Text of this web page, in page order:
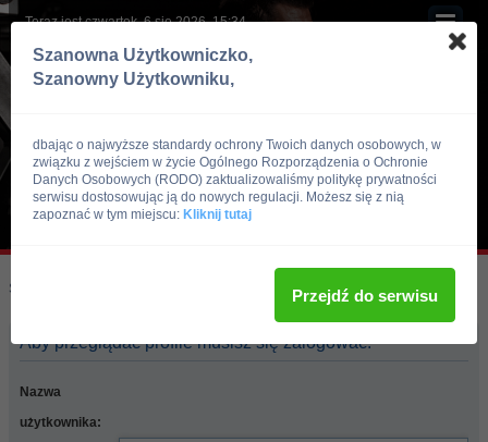
Teraz jest czwartek, 6 sie 2026, 15:34
Skocz do:
Aby przeglądać profile musisz się zalogować.
Nazwa
użytkownika:
Szanowna Użytkowniczko,
Szanowny Użytkowniku,
dbając o najwyższe standardy ochrony Twoich danych osobowych, w
związku z wejściem w życie Ogólnego Rozporządzenia o Ochronie
Danych Osobowych (RODO) zaktualizowaliśmy politykę prywatności
serwisu dostosowując ją do nowych regulacji. Możesz się z nią
zapoznać w tym miejscu: Kliknij tutaj
Przejdź do serwisu